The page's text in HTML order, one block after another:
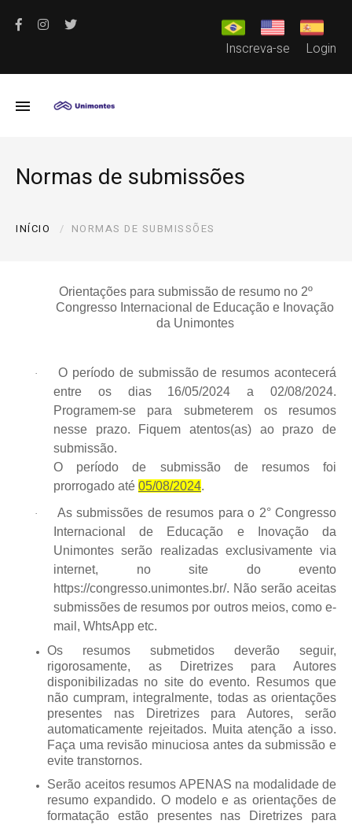
Inscreva-se Login
Normas de submissões
INÍCIO NORMAS DE SUBMISSÕES
Orientações para submissão de resumo no 2º
Congresso Internacional de Educação e Inovação
da Unimontes
· O período de submissãode resumos acontecerá
entre os dias 16/05/2024 a 02/08/2024.
Programem-se para submeterem os resumos
nesse prazo. Fiquem atentos(as) ao prazo de
submissão.
O período de submissão de resumos foi
prorrogado até 05/08/2024.
· As submissões de resumos para o 2° Congresso
Internacional de Educação e Inovação da
Unimontes serão realizadasexclusivamente via
internet, no site do evento
https://congresso.unimontes.br/. Não serão aceitas
submissões de resumos por outros meios, como e-
mail, WhtsApp etc.
Os resumos submetidos deverão seguir,
rigorosamente, as
Diretrizes para Autores
disponibilizadas no site do evento. Resumos que
não cumpram, integralmente, todas as orientações
presentes nas
Diretrizes para Autores, serão
automaticamente rejeitados. Muita atenção a isso.
Faça uma revisão minuciosa antes da submissão e
evite transtornos.
Serão aceitos resumos APENAS na modalidade de
resumo expandido. O modelo e as orientações de
formatação estão presentes nas Diretrizes para